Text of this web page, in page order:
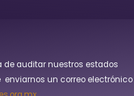
de auditar nuestros estados
enviarnos un correo electrónico